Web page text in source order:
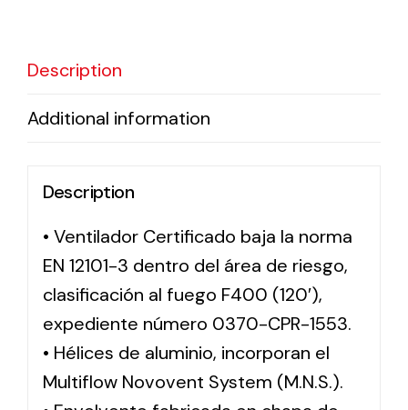
Description
Additional information
Description
• Ventilador Certificado baja la norma
EN 12101-3 dentro del área de riesgo,
clasificación al fuego F400 (120′),
expediente número 0370-CPR-1553.
• Hélices de aluminio, incorporan el
Multiflow Novovent System (M.N.S.).